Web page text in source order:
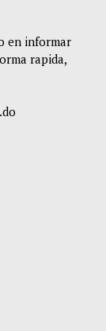
en informar
rapida,